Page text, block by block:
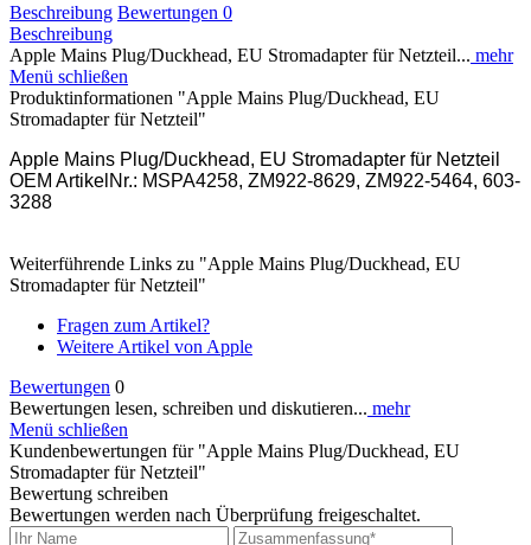
Beschreibung Bewertungen 0
Beschreibung
Apple Mains Plug/Duckhead, EU Stromadapter für Netzteil... mehr
Menü schließen
Produktinformationen "Apple Mains Plug/Duckhead, EU
Stromadapter für Netzteil"
Apple Mains Plug/Duckhead, EU Stromadapter für Netzteil
OEM ArtikelNr.: MSPA4258, ZM922-8629, ZM922-5464, 603-
3288
Weiterführende Links zu "Apple Mains Plug/Duckhead, EU
Stromadapter für Netzteil"
Fragen zum Artikel?
Weitere Artikel von Apple
Bewertungen 0
Bewertungen lesen, schreiben und diskutieren... mehr
Menü schließen
Kundenbewertungen für "Apple Mains Plug/Duckhead, EU
Stromadapter für Netzteil"
Bewertung schreiben
Bewertungen werden nach Überprüfung freigeschaltet.